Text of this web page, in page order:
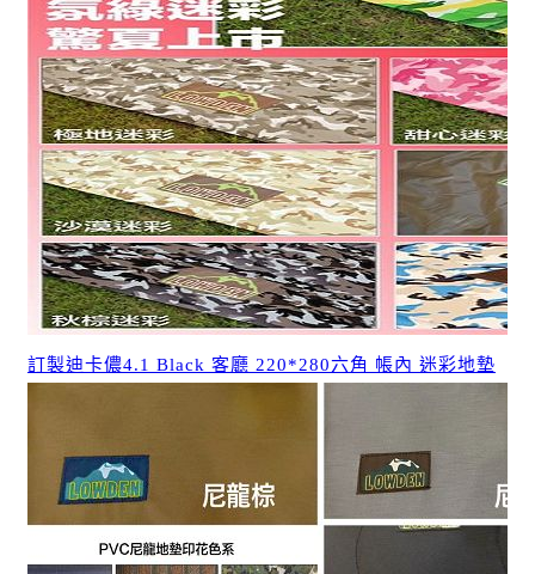
訂製迪卡儂4.1 Black 客廳 220*280六角 帳內 迷彩地墊